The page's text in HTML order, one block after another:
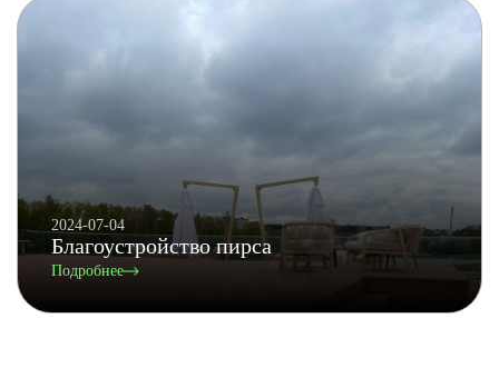
2024-07-04
Благоустройство пирса
Подробнее